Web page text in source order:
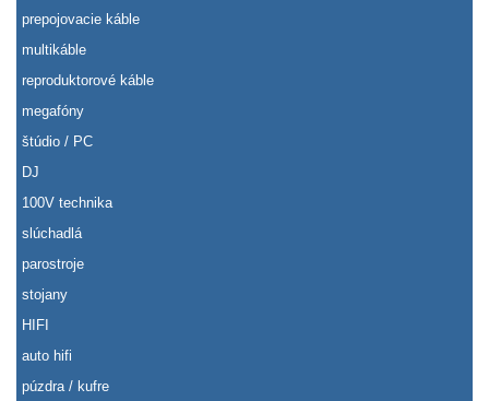
prepojovacie káble
multikáble
reproduktorové káble
megafóny
štúdio / PC
DJ
100V technika
slúchadlá
parostroje
stojany
HIFI
auto hifi
púzdra / kufre